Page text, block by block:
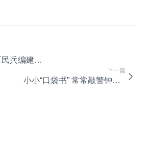
我校荣获“巴南区民兵编建示范单位” 荣誉称号
下一篇
小小“口袋书” 常常敲警钟——我校纪委编印“口袋书”警醒身边人